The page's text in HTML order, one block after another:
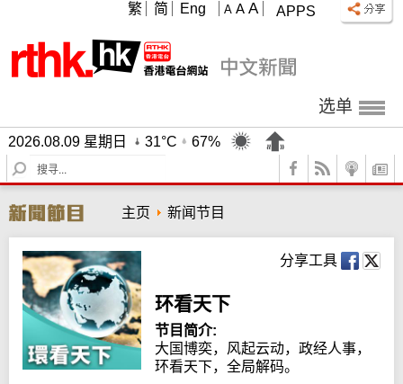
APPS
A A A
繁 简 Eng
选单
2026.08.09 星期日 31°C
67%
S
e
r
c
h
主页 新闻节目
分享工具
环看天下
节目简介:
大国博奕，风起云动，政经人事，
环看天下，全局解码。